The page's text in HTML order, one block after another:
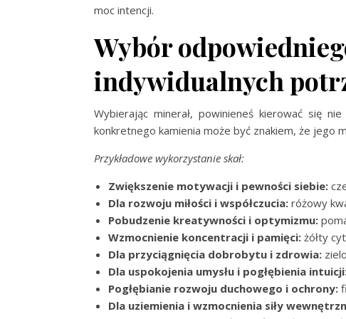
moc intencji.
Wybór
indywidualnych
Wybierając minerał, powinieneś kierować się
konkretnego kamienia może być znakiem, że jego
Przykładowe wykorzystanie skał:
Zwiększenie motywacji i pewności siebie:
Dla rozwoju miłości i współczucia: różowy
Pobudzenie kreatywności i optymizmu:
Wzmocnienie koncentracji i pamięci: żółty
Dla przyciągnięcia dobrobytu i zdrowia:
Dla uspokojenia umysłu i pogłębienia
Pogłębianie rozwoju duchowego i ochrony:
Dla uziemienia i wzmocnienia siły